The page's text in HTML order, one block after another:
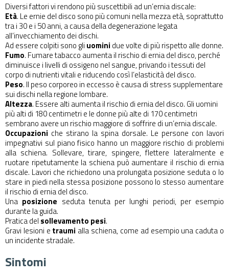
Diversi fattori vi rendono più suscettibili ad un’ernia discale:
Età. Le ernie del disco sono più comuni nella mezza età, soprattutto
tra i 30 e i 50 anni, a causa della degenerazione legata
all’invecchiamento dei dischi.
Ad essere colpiti sono gli uomini due volte di più rispetto alle donne.
Fumo. Fumare tabacco aumenta il rischio di ernia del disco, perché
diminuisce i livelli di ossigeno nel sangue, privando i tessuti del
corpo di nutrienti vitali e riducendo così l’elasticità del disco.
Peso. Il peso corporeo in eccesso è causa di stress supplementare
sui dischi nella regione lombare.
Altezza. Essere alti aumenta il rischio di ernia del disco. Gli uomini
più alti di 180 centimetri e le donne più alte di 170 centimetri
sembrano avere un rischio maggiore di soffrire di un’ernia discale.
Occupazioni che stirano la spina dorsale. Le persone con lavori
impegnativi sul piano fisico hanno un maggiore rischio di problemi
alla schiena. Sollevare, tirare, spingere, flettere lateralmente e
ruotare ripetutamente la schiena può aumentare il rischio di ernia
discale. Lavori che richiedono una prolungata posizione seduta o lo
stare in piedi nella stessa posizione possono lo stesso aumentare
il rischio di ernia del disco.
Una posizione seduta tenuta per lunghi periodi, per esempio
durante la guida.
Pratica del sollevamento pesi.
Gravi lesioni e traumi alla schiena, come ad esempio una caduta o
un incidente stradale.
Sintomi